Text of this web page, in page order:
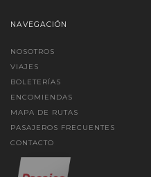
NAVEGACIÓN
NOSOTROS
VIAJES
BOLETERÍAS
ENCOMIENDAS
MAPA DE RUTAS
PASAJEROS FRECUENTES
CONTACTO